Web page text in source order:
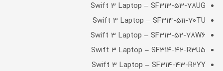
Swift 3 Laptop – SF313-53-78UG
Swift 3 Laptop – SF314-511-70TU
Swift 3 Laptop – SF313-52-78W6
Swift 3 Laptop – SF314-42-R3U5
Swift 3 Laptop – SF314-43-R2YY